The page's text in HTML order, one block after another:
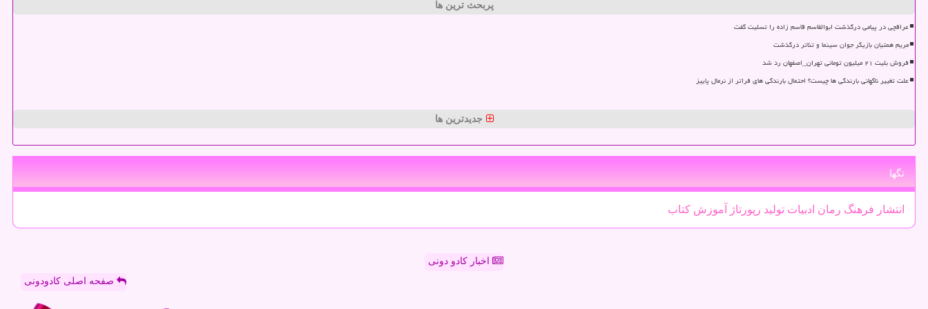
پربحث ترین ها
عراقچی در پیامی درگذشت ابوالقاسم قاسم زاده را تسلیت گفت
مریم همتیان بازیگر جوان سینما و تئاتر درگذشت
فروش بلیت ۲۱ میلیون تومانی تهران_اصفهان رد شد
علت تغییر ناگهانی بارندگی ها چیست؟ احتمال بارندگی های فراتر از نرمال پاییز
جدیدترین ها
تگها
انتشار فرهنگ رمان ادبیات تولید رپورتاژ آموزش كتاب
اخبار کادو دونی
صفحه اصلی کادودونی